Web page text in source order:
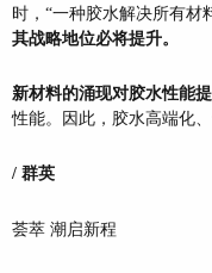
时，“一种胶水解决所有
其战略地位必将提升。
新材料的涌现对胶水性能
性能。因此，胶水高端化
/ 群英
荟萃 潮启新程